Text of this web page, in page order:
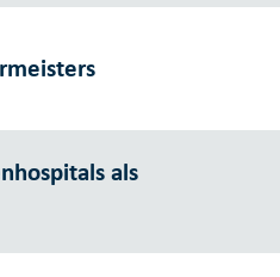
als